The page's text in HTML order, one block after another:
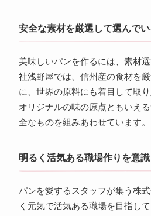
安全な素材を厳選して選んでい
美味しいパンを作るには、素材
社浅野屋では、信州産の食材を
に、世界の原料にも着目して取
オリジナルの味の原点ともいえ
全なものを組みあわせています。
明るく活気ある職場作りを意
パンを愛するスタッフが集う株
く元気で活気ある職場を目指し